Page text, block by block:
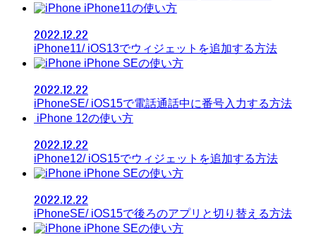
iPhone11の使い方
2022.12.22
iPhone11/ iOS13でウィジェットを追加する方法
iPhone SEの使い方
2022.12.22
iPhoneSE/ iOS15で電話通話中に番号入力する方法
iPhone 12の使い方
2022.12.22
iPhone12/ iOS15でウィジェットを追加する方法
iPhone SEの使い方
2022.12.22
iPhoneSE/ iOS15で後ろのアプリと切り替える方法
iPhone SEの使い方